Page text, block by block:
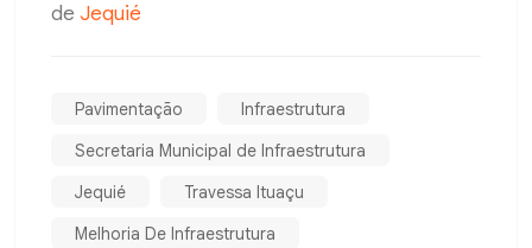
de Jequié
Pavimentação
Infraestrutura
Secretaria Municipal de Infraestrutura
Jequié
Travessa Ituaçu
Melhoria De Infraestrutura